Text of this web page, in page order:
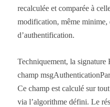
recalculée et comparée à
modification, même minime,
d’authentification.
Techniquement, la
champ
Ce champ est calculé sur
via l’algorithme défini. Le